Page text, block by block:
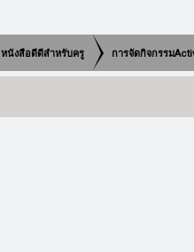
หนังสือดีดีสำหรับครู การจัดกิจกรรม